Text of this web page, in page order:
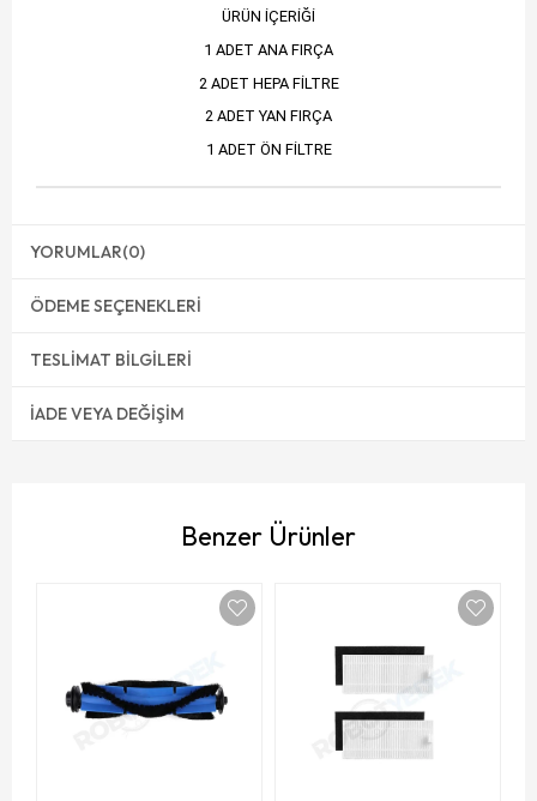
ÜRÜN İÇERİĞİ
1 ADET ANA FIRÇA
2 ADET HEPA FİLTRE
2 ADET YAN FIRÇA
1 ADET ÖN FİLTRE
YORUMLAR(0)
ÖDEME SEÇENEKLERI
TESLIMAT BILGILERI
İADE VEYA DEĞIŞIM
Benzer Ürünler